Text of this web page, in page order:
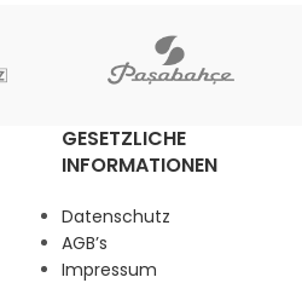
GESETZLICHE
INFORMATIONEN
Datenschutz
AGB’s
Impressum